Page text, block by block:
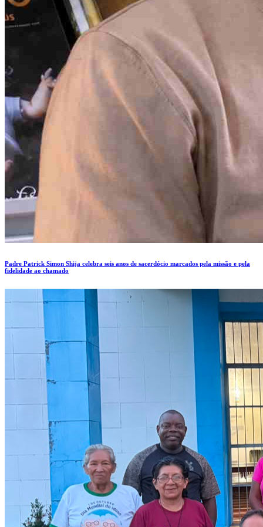
Padre Patrick Simon Shija celebra seis anos de sacerdócio marcados pela missão e pela
fidelidade ao chamado